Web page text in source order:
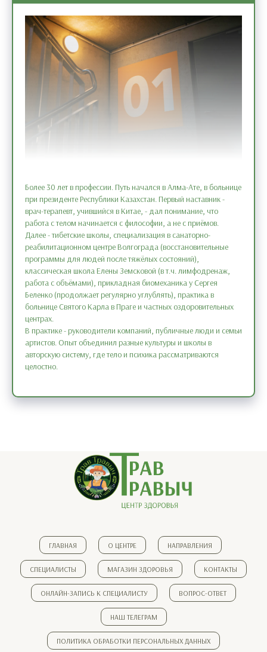
Более 30 лет в профессии. Путь начался в Алма-Ате, в больнице
при президенте Республики Казахстан. Первый наставник -
врач-терапевт, учившийся в Китае, - дал понимание, что
работа с телом начинается с философии, а не с приёмов.
Далее - тибетские школы, специализация в санаторно-
реабилитационном центре Волгограда (восстановительные
программы для людей после тяжёлых состояний),
классическая школа Елены Земсковой (в т.ч. лимфодренаж,
работа с объёмами), прикладная биомеханика у Сергея
Беленко (продолжает регулярно углублять), практика в
больнице Святого Карла в Праге и частных оздоровительных
центрах.
В практике - руководители компаний, публичные люди и семьи
артистов. Опыт объединил разные культуры и школы в
авторскую систему, где тело и психика рассматриваются
целостно.
ГЛАВНАЯ О ЦЕНТРЕ НАПРАВЛЕНИЯ
СПЕЦИАЛИСТЫ МАГАЗИН ЗДОРОВЬЯ КОНТАКТЫ
ОНЛАЙН-ЗАПИСЬ К СПЕЦИАЛИСТУ ВОПРОС-ОТВЕТ
НАШ ТЕЛЕГРАМ
ПОЛИТИКА ОБРАБОТКИ ПЕРСОНАЛЬНЫХ ДАННЫХ